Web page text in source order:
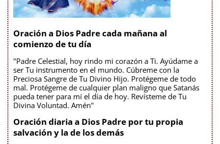
Oración a Dios Padre cada mañana al
comienzo de tu día
"Padre Celestial, hoy rindo mi corazón a Ti. Ayúdame a
ser Tu instrumento en el mundo. Cúbreme con la
Preciosa Sangre de Tu Divino Hijo. Protégeme de todo
mal. Protégeme de cualquier plan maligno que Satanás
pueda tener para mí el día de hoy. Revísteme de Tu
Divina Voluntad. Amén"
Oración diaria a Dios Padre por tu propia
salvación y la de los demás